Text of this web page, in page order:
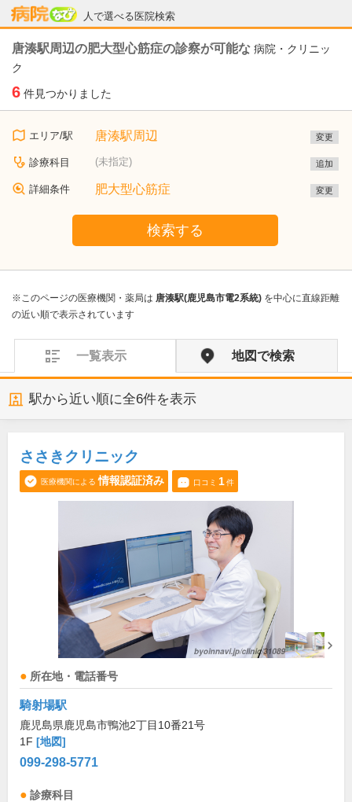
人で選べる医院検索
病院なび
唐湊駅周辺の肥大型心筋症の診察が可能な 病院・クリニッ
ク
6 件見つかりました
エリア/駅 唐湊駅周辺 変更
診療科目 (未指定) 追加
詳細条件 肥大型心筋症 変更
検索する
※このページの医療機関・薬局は 唐湊駅(鹿児島市電2系統) を中心に直線距離
の近い順で表示されています
一覧表示 地図で検索
駅から近い順に全6件を表示
ささきクリニック
医療機関による 情報認証済み 口コミ 1件
所在地・電話番号
騎射場駅
鹿児島県鹿児島市鴨池2丁目10番21号
1F [地図]
099-298-5771
診療科目